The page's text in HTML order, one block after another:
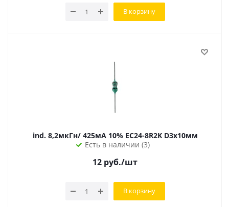
В корзину
ind. 8,2мкГн/ 425мА 10% EC24-8R2K D3х10мм
Есть в наличии (3)
12 руб./шт
В корзину